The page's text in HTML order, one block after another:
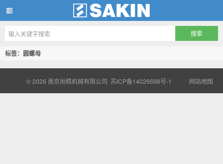
南京尚精机械有限公司
标签：圆螺母
© 2026 南京尚精机械有限公司 苏ICP备14026698号-1 网站地图